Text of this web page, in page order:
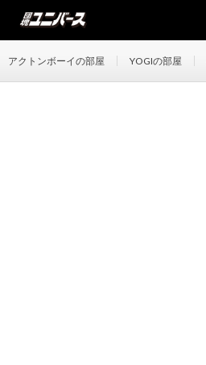
アクトンボーイの部屋 YOGIの部屋